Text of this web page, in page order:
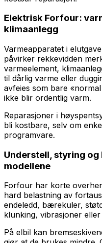
Elektrisk Forfour:
klimaanlegg
Varmeapparatet i
påvirker rekkevidden
varmeelement,
til dårlig varme eller
avfeies som bare
ikke blir ordentlig varm.
Reparasjoner i
bli kostbare, selv om
programvare.
Understell, styring og
modellene
Forfour har korte
hard belastning av
endeledd, bærekuler,
klunking, vibrasjoner eller
På elbil kan